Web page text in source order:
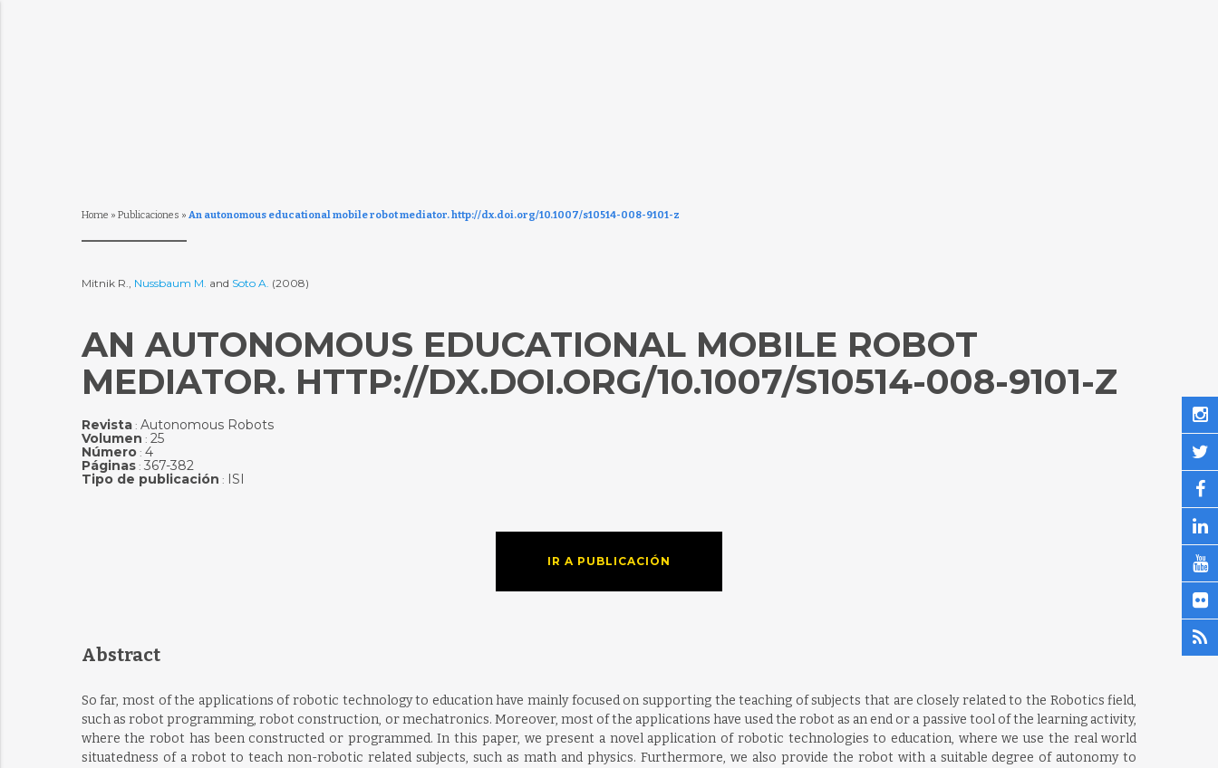
Home » Publicaciones » An autonomous educational mobile robot mediator. http://dx.doi.org/10.1007/s10514-008-9101-z
Mitnik R., Nussbaum M. and Soto A. (2008)
AN AUTONOMOUS EDUCATIONAL MOBILE ROBOT
MEDIATOR. HTTP://DX.DOI.ORG/10.1007/S10514-008-9101-Z
Revista: Autonomous Robots
Volumen : 25
Número: 4
Páginas: 367-382
Tipo de publicación : ISI
IR A PUBLICACIÓN
Abstract
So far, most of the applications of robotic technology to education have mainly focused on supporting the teaching of subjects that are closely related to the Robotics field,
such as robot programming, robot construction, or mechatronics. Moreover, most of the applications have used the robot as an end or a passive tool of the learning activity,
where the robot has been constructed or programmed. In this paper, we present a novel application of robotic technologies to education, where we use the real world
situatedness of a robot to teach non-robotic related subjects, such as math and physics. Furthermore, we also provide the robot with a suitable degree of autonomy to